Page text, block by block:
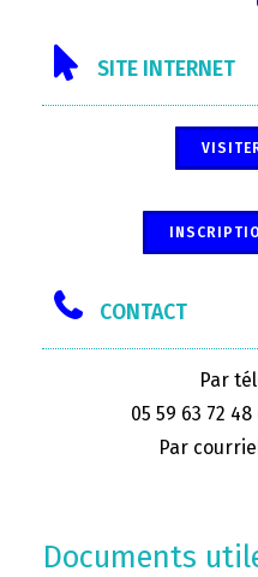
SITE INTERNET
CONTACT
Par
05 59 63 72
Par
Documents